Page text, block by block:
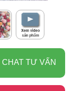
CHAT TƯ VẤN